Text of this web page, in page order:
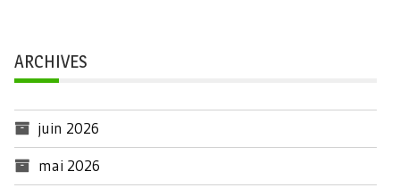
ARCHIVES
juin 2026
mai 2026